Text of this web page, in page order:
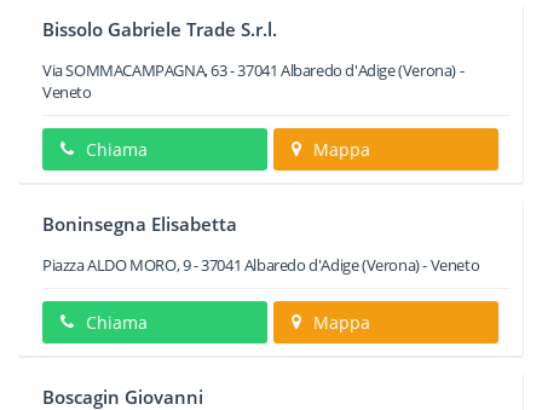
Bissolo Gabriele Trade S.r.l.
Via SOMMACAMPAGNA, 63-37041 Albaredo d'Adige(Verona) -
Veneto
Chiama Mappa
Boninsegna Elisabetta
Piazza ALDO MORO, 9-37041 Albaredo d'Adige(Verona) -Veneto
Chiama Mappa
Boscagin Giovanni